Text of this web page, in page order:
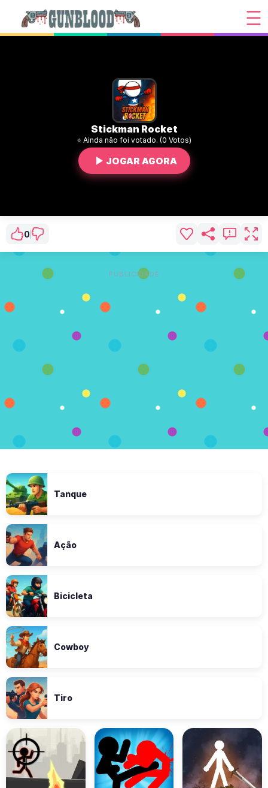
Stickman Rocket
⭐ Ainda não foi votado. (0 Votos)
JOGAR AGORA
0
PUBLICIDADE
Tanque
Ação
Bicicleta
Cowboy
Tiro